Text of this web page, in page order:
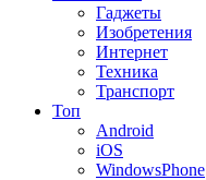
Гаджеты
Изобретения
Интернет
Техника
Транспорт
Топ
Android
iOS
WindowsPhone